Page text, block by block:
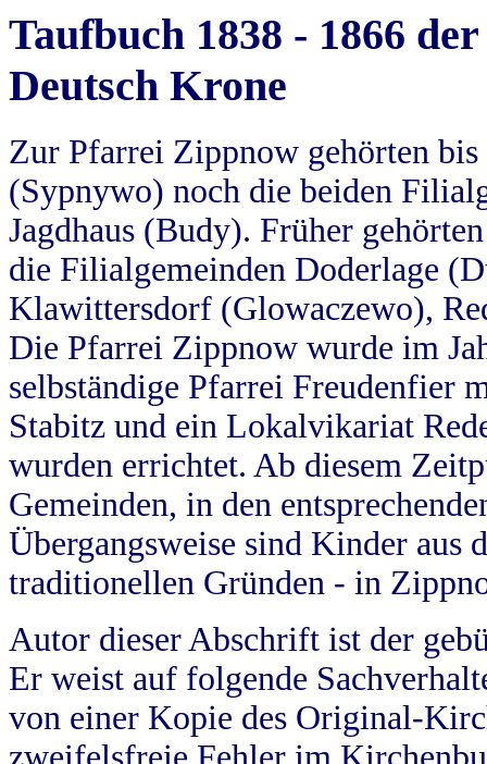
Taufbuch 1838 - 1866
Deutsch Krone
Zur Pfarrei Zippnow gehörten
(Sypnywo) noch die beiden
Jagdhaus (Budy). Früher
die Filialgemeinden Doderlage
Klawittersdorf (Glowaczewo),
Die Pfarrei Zippnow wurde im
selbständige Pfarrei Freudenfier
Stabitz und ein Lokalvikariat
wurden errichtet. Ab diesem
Gemeinden, in den
Übergangsweise sind Kinder aus
traditionellen Gründen - in
Autor dieser Abschrift ist der
Er weist auf folgende
von einer Kopie des Original-